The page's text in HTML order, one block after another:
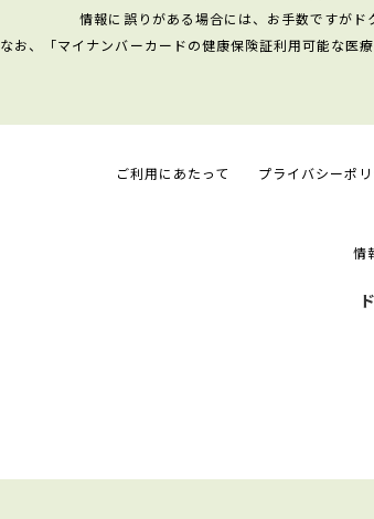
情報に誤りがある場合には、お手数ですがド
なお、「マイナンバーカードの健康保険証利用可能な医
ご利用にあたって プライバシーポ
情